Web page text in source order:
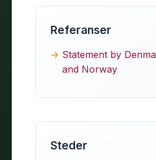
Referanser
Statement by
and Norway
Steder